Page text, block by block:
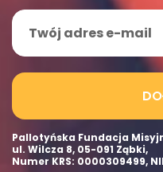
Pallotyńska Fundacja
ul. Wilcza 8, 05-091 Ząbki,
Numer KRS: 0000309499,